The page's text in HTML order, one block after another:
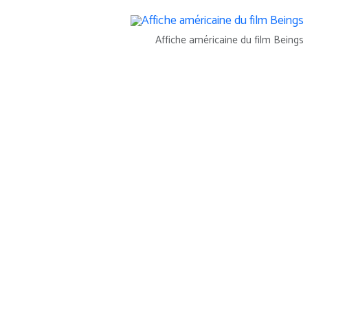
Affiche américaine du film Beings